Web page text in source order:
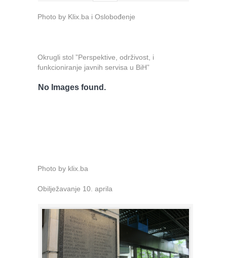
Photo by Klix.ba i Oslobođenje
Okrugli stol ”Perspektive, održivost, i
funkcioniranje javnih servisa u BiH”
No Images found.
Photo by klix.ba
Obilježavanje 10. aprila